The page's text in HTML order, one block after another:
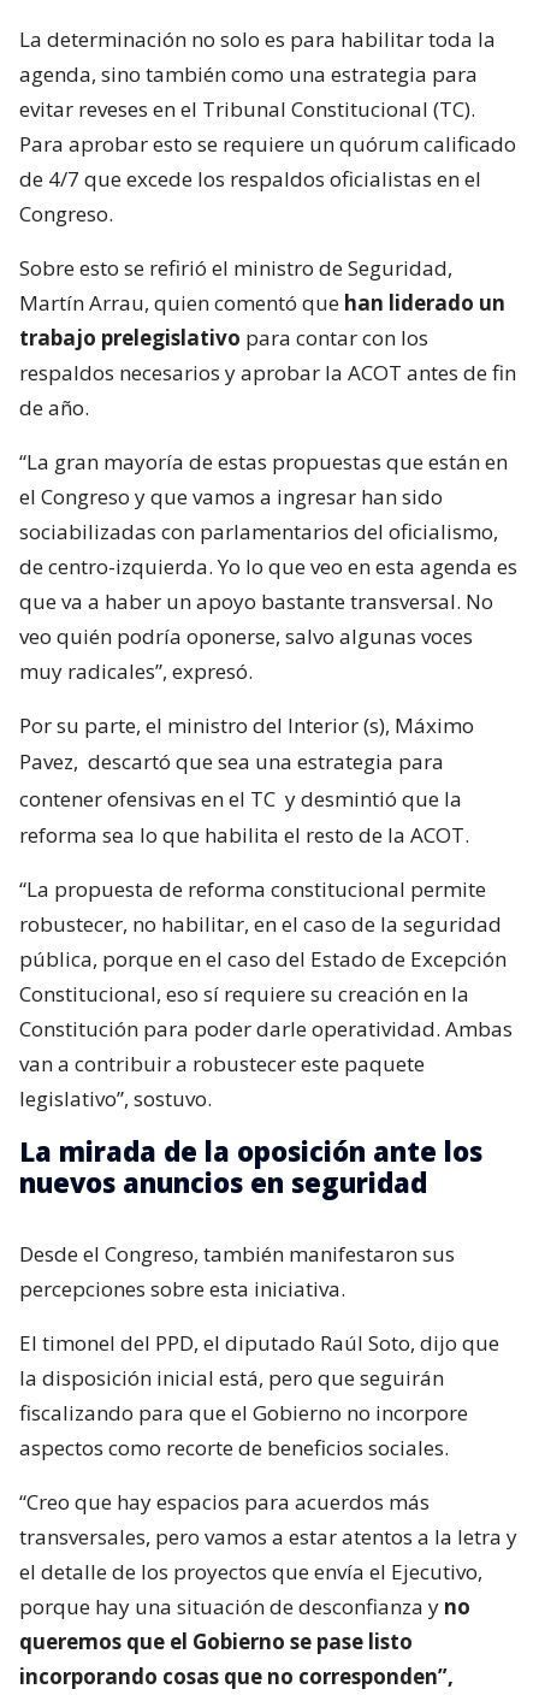
La determinación no solo es para habilitar toda la
agenda, sino también como una estrategia para
evitar reveses en el Tribunal Constitucional (TC).
Para aprobar esto se requiere un quórum calificado
de 4/7 que excede los respaldos oficialistas en el
Congreso.
Sobre esto se refirió el ministro de Seguridad,
Martín Arrau, quien comentó que han liderado un
trabajo prelegislativo para contar con los
respaldos necesarios y aprobar la ACOT antes de fin
de año.
“La gran mayoría de estas propuestas que están en
el Congreso y que vamos a ingresar han sido
sociabilizadas con parlamentarios del oficialismo,
de centro-izquierda. Yo lo que veo en esta agenda es
que va a haber un apoyo bastante transversal. No
veo quién podría oponerse, salvo algunas voces
muy radicales”, expresó.
Por su parte, el ministro del Interior (s), Máximo
Pavez, descartó que sea una estrategia para
contener ofensivas en el TC y desmintió que la
reforma sea lo que habilita el resto de la ACOT.
“La propuesta de reforma constitucional permite
robustecer, no habilitar, en el caso de la seguridad
pública, porque en el caso del Estado de Excepción
Constitucional, eso sí requiere su creación en la
Constitución para poder darle operatividad. Ambas
van a contribuir a robustecer este paquete
legislativo”, sostuvo.
La mirada de la oposición ante los
nuevos anuncios en seguridad
Desde el Congreso, también manifestaron sus
percepciones sobre esta iniciativa.
El timonel del PPD, el diputado Raúl Soto, dijo que
la disposición inicial está, pero que seguirán
fiscalizando para que el Gobierno no incorpore
aspectos como recorte de beneficios sociales.
“Creo que hay espacios para acuerdos más
transversales, pero vamos a estar atentos a la letra y
el detalle de los proyectos que envía el Ejecutivo,
porque hay una situación de desconfianza y no
queremos que el Gobierno se pase listo
incorporando cosas que no corresponden”,